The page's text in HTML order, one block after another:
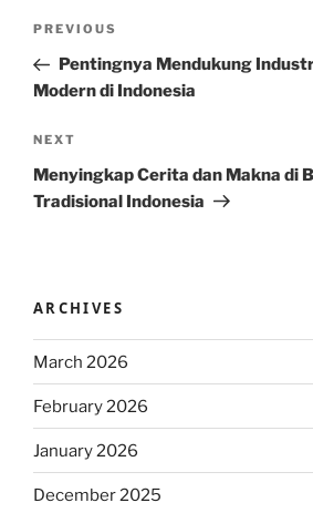
Previous
Post
PREVIOUS
Pentingnya Mendukung
Modern di Indonesia
Next
Post
NEXT
Menyingkap Cerita dan Makna di
Tradisional Indonesia
ARCHIVES
March 2026
February 2026
January 2026
December 2025